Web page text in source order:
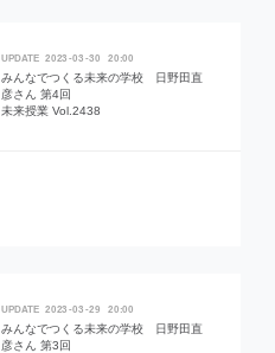
2023 03 30 20:00
みんなでつくる未来の学校 日野田直
彦さん 第4回
未来授業 Vol.2438
2023 03 29 20:00
みんなでつくる未来の学校 日野田直
彦さん 第3回